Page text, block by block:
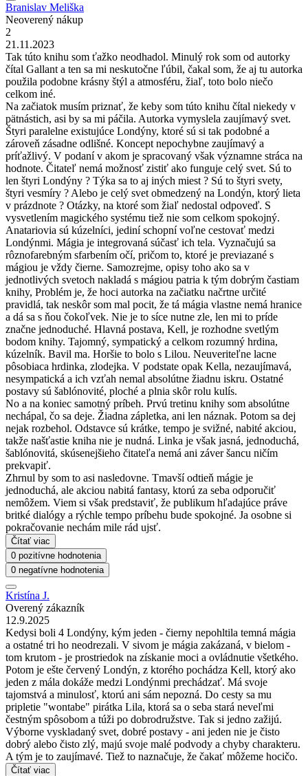
Branislav Meliška
Neoverený nákup
2
21.11.2023
Tak túto knihu som ťažko neodhadol. Minulý rok som od autorky
čítal Gallant a ten sa mi neskutočne ľúbil, čakal som, že aj tu autorka
použila podobne krásny štýl a atmosféru, žiaľ, toto bolo niečo
celkom iné.
Na začiatok musím priznať, že keby som túto knihu čítal niekedy v
pätnástich, asi by sa mi páčila. Autorka vymyslela zaujímavý svet.
Štyri paralelne existujúce Londýny, ktoré sú si tak podobné a
zároveň zásadne odlišné. Koncept nepochybne zaujímavý a
príťažlivý. V podaní v akom je spracovaný však významne stráca na
hodnote. Čitateľ nemá možnosť zistiť ako funguje celý svet. Sú to
len štyri Londýny ? Týka sa to aj iných miest ? Sú to štyri svety,
štyri vesmíry ? Alebo je celý svet obmedzený na Londýn, ktorý lieta
v prázdnote ? Otázky, na ktoré som žiaľ nedostal odpoveď. S
vysvetlením magického systému tiež nie som celkom spokojný.
Anatariovia sú kúzelníci, jediní schopní voľne cestovať medzi
Londýnmi. Mágia je integrovaná súčasť ich tela. Vyznačujú sa
rôznofarebným sfarbením očí, pričom to, ktoré je previazané s
mágiou je vždy čierne. Samozrejme, opisy toho ako sa v
jednotlivých svetoch nakladá s mágiou patria k tým dobrým častiam
knihy, Problém je, že hoci autorka na začiatku načrtne určité
pravidlá, tak neskôr som mal pocit, že tá mágia vlastne nemá hranice
a dá sa s ňou čokoľvek. Nie je to síce nutne zle, len mi to príde
značne jednoduché. Hlavná postava, Kell, je rozhodne svetlým
bodom knihy. Tajomný, sympatický a celkom rozumný hrdina,
kúzelník. Bavil ma. Horšie to bolo s Lilou. Neuveriteľne lacne
pôsobiaca hrdinka, zlodejka. V podstate opak Kella, nezaujímavá,
nesympatická a ich vzťah nemal absolútne žiadnu iskru. Ostatné
postavy sú šablónovité, ploché a plnia skôr rolu kulís.
No a na koniec samotný príbeh. Prvú tretinu knihy som absolútne
nechápal, čo sa deje. Žiadna zápletka, ani len náznak. Potom sa dej
nejak rozbehol. Odstavce sú krátke, tempo je svižné, nabité akciou,
takže našťastie kniha nie je nudná. Linka je však jasná, jednoduchá,
šablónovitá, skúsenejšieho čitateľa nemá ani záver šancu ničím
prekvapiť.
Zhrnul by som to asi nasledovne. Tmavší odtieň mágie je
jednoduchá, ale akciou nabitá fantasy, ktorú za seba odporučiť
nemôžem. Viem si však predstaviť, že publikum hľadajúce práve
britké dialógy a rýchle tempo príbehu bude spokojné. Ja osobne si
pokračovanie nechám mile rád ujsť.
Čítať viac
0 pozitívne hodnotenia
0 negatívne hodnotenia
Kristína J.
Overený zákazník
12.9.2025
Kedysi boli 4 Londýny, kým jeden - čierny nepohltila temná mágia
a ostatné tri ho neodrezali. V sivom je mágia zakázaná, v bielom -
tom krutom - je prostriedok na získanie moci a ovládnutie všetkého.
Potom je ešte červený Londýn, z ktorého pochádza Kell, ktorý ako
jeden z mála dokáže medzi Londýnmi prechádzať. Má svoje
tajomstvá a minulosť, ktorú ani sám nepozná. Do cesty sa mu
pripletie "wontabe" pirátka Lila, ktorá sa o seba stará neveľmi
čestným spôsobom a túži po dobrodružstve. Tak si jedno zažijú.
Výborne vyskladaný svet, dobré postavy - ani jeden nie je čisto
dobrý alebo čisto zlý, majú svoje malé podvody a chyby charakteru.
A tým je to zaujímavé. Tiež to naznačuje, že čakať môžeme hocičo.
Čítať viac